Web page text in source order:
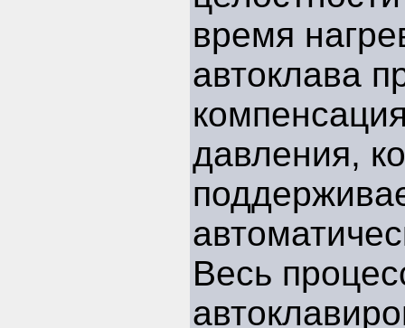
время
автоклава
давления,
Весь